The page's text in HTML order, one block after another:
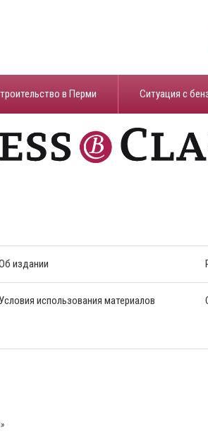
в Перми ​Ситуация с
издании
Условия использования материалов